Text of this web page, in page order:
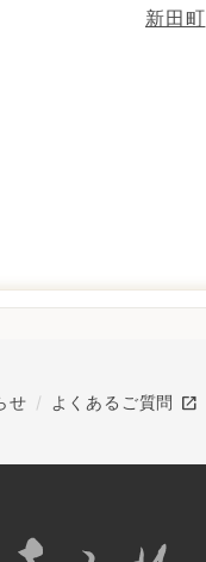
新田町
せ よくあるご質問 open_in_new